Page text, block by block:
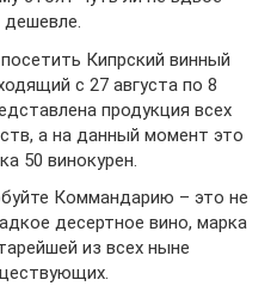
дешевле.
Кипрский винный
с 27 августа по 8
продукция всех
а на данный момент это
50 винокурен.
Коммандарию – это не
десертное вино, марка
из всех ныне